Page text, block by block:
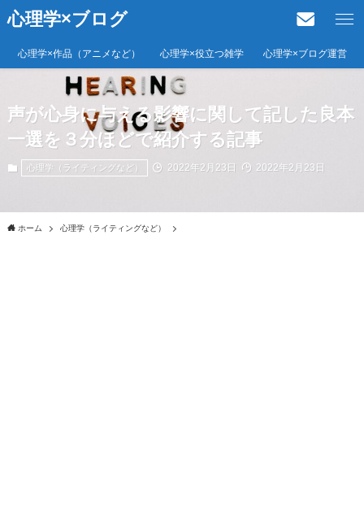
心理学×ブログ
心理学×作品（アニメなど） 心理学×役立つ雑学 心理学×ブログ運営
声が心身に与える影響に関して記した良本
一選を３分ほどで紹介する記事
心理学（ライティングなど） 2022年2月23日 2022年2月23日
ホーム 心理学（ライティングなど）